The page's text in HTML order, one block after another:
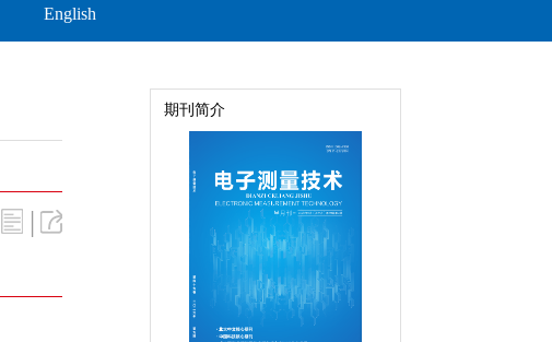
English
|
期刊简介